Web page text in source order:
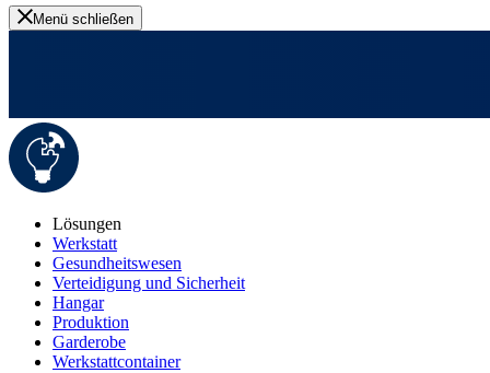
Menü schließen
Lösungen
Werkstatt
Gesundheitswesen
Verteidigung und Sicherheit
Hangar
Produktion
Garderobe
Werkstattcontainer